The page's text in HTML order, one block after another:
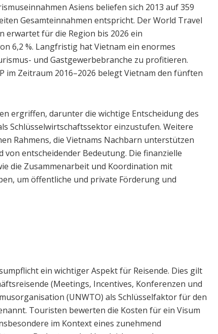
Asiens beliefen sich 2013 auf 359
Gesamteinnahmen entspricht. Der World Travel
erwartet für die Region bis 2026 ein
6,2 %. Langfristig hat Vietnam ein enormes
und Gastgewerbebranche zu profitieren.
im Zeitraum 2016–2026 belegt Vietnam den fünften
ergriffen, darunter die wichtige Entscheidung des
Schlüsselwirtschaftssektor einzustufen. Weitere
Rahmens, die Vietnams Nachbarn unterstützen
entscheidender Bedeutung. Die finanzielle
die Zusammenarbeit und Koordination mit
um öffentliche und private Förderung und
ein wichtiger Aspekt für Reisende. Dies gilt
(Meetings, Incentives, Konferenzen und
(UNWTO) als Schlüsselfaktor für den
Touristen bewerten die Kosten für ein Visum
im Kontext eines zunehmend